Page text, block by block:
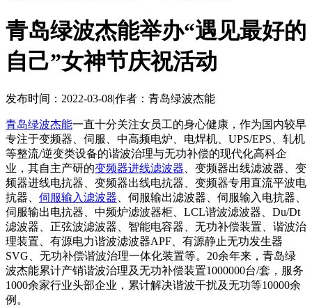
青岛绿波杰能举办“遇见最好的
自己”女神节庆祝活动
发布时间：2022-03-08|作者：青岛绿波杰能
青岛绿波杰能一直十分关注女员工的身心健康，作为国内较早
专注于变频器、伺服、中高频电炉、电焊机、UPS/EPS、轧机
等整流/逆变类设备的谐波治理与无功补偿的现代化高科企
业，其自主产研的变频器进线滤波器 、变频器出线滤波器、变
频器进线电抗器、变频器出线电抗器、变频器专用直流平波电
抗器、 伺服输入滤波器 、伺服输出滤波器、伺服输入电抗器、
伺服输出电抗器、中频炉滤波器柜、LCL谐波滤波器、Du/Dt
滤波器、正弦波滤波器、智能电容器、无功补偿装置、谐波治
理装置、有源电力谐波滤波器APF、有源静止无功发生器
SVG、无功补偿谐波治理一体化装置等。20余年来，青岛绿
波杰能累计产销谐波治理及无功补偿装置1000000台/套，服务
1000余家行业头部企业，累计解决谐波干扰及无功等10000余
例。